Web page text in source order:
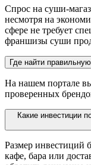
Спрос на суши-
несмотря на
сфере не требует
франшизы суши
Где найти
На нашем портале вы
проверенных
Какие инвестиции
Размер инвестиций
кафе, бара или